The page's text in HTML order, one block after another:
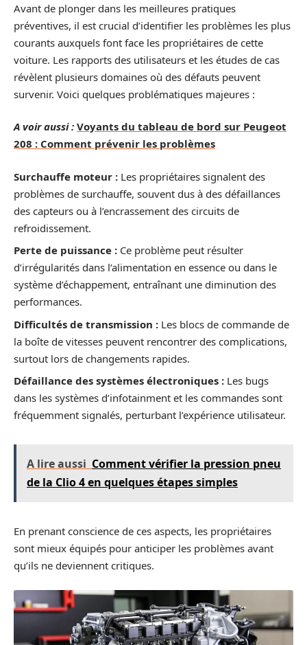
Avant de plonger dans les meilleures pratiques
préventives, il est crucial d’identifier les problèmes les plus
courants auxquels font face les propriétaires de cette
voiture. Les rapports des utilisateurs et les études de cas
révèlent plusieurs domaines où des défauts peuvent
survenir. Voici quelques problématiques majeures :
A voir aussi : Voyants du tableau de bord sur Peugeot
208 : Comment prévenir les problèmes
Surchauffe moteur : Les propriétaires signalent des
problèmes de surchauffe, souvent dus à des défaillances
des capteurs ou à l’encrassement des circuits de
refroidissement.
Perte de puissance : Ce problème peut résulter
d’irrégularités dans l’alimentation en essence ou dans le
système d’échappement, entraînant une diminution des
performances.
Difficultés de transmission : Les blocs de commande de
la boîte de vitesses peuvent rencontrer des complications,
surtout lors de changements rapides.
Défaillance des systèmes électroniques : Les bugs
dans les systèmes d’infotainment et les commandes sont
fréquemment signalés, perturbant l’expérience utilisateur.
A lire aussi Comment vérifier la pression pneu
de la Clio 4 en quelques étapes simples
En prenant conscience de ces aspects, les propriétaires
sont mieux équipés pour anticiper les problèmes avant
qu’ils ne deviennent critiques.